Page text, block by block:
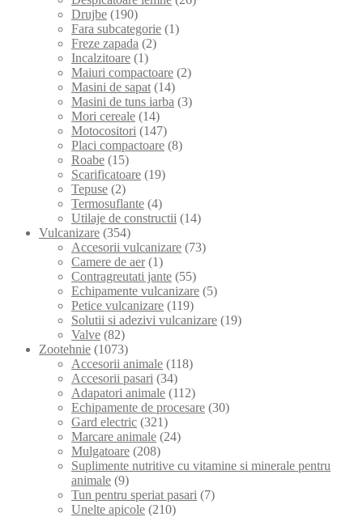
Drujbe (190)
Fara subcategorie (1)
Freze zapada (2)
Incalzitoare (1)
Maiuri compactoare (2)
Masini de sapat (14)
Masini de tuns iarba (3)
Mori cereale (14)
Motocositori (147)
Placi compactoare (8)
Roabe (15)
Scarificatoare (19)
Tepuse (2)
Termosuflante (4)
Utilaje de constructii (14)
Vulcanizare (354)
Accesorii vulcanizare (73)
Camere de aer (1)
Contragreutati jante (55)
Echipamente vulcanizare (5)
Petice vulcanizare (119)
Solutii si adezivi vulcanizare (19)
Valve (82)
Zootehnie (1073)
Accesorii animale (118)
Accesorii pasari (34)
Adapatori animale (112)
Echipamente de procesare (30)
Gard electric (321)
Marcare animale (24)
Mulgatoare (208)
Suplimente nutritive cu vitamine si minerale pentru
animale (9)
Tun pentru speriat pasari (7)
Unelte apicole (210)